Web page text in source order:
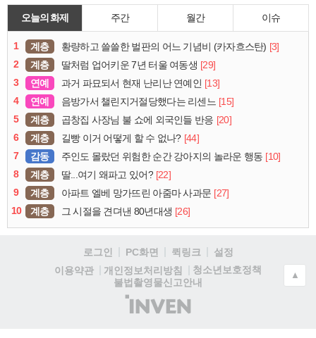
오늘의 화제 주간 월간 이슈
1 계층 황량하고 쓸쓸한 벌판의 어느 기념비 (카자흐스탄) [3]
2
계층 딸처럼 업어키운 7년 터울 여동생 [29]
3
연예 과거 파묘되서 현재 난리난 연예인 [13]
4
연예 음방가서 챌린지거절당했다는 리센느 [15]
5
계층 곱창집 사장님 불 쇼에 외국인들 반응 [20]
6
계층 길빵 이거 어떻게 할 수 없나? [44]
7
감동 주인도 몰랐던 위험한 순간 강아지의 놀라운 행동 [10]
8
계층 딸...여기 왜파고 있어? [22]
9
계층 아파트 엘베 망가뜨린 아줌마 사과문 [27]
10
계층 그 시절을 견뎌낸 80년대생 [26]
로그인 PC화면 퀵링크
설정
이용약관
개인정보처리방침
청소년보호정책
불법촬영물신고안내
(주)
인
▲